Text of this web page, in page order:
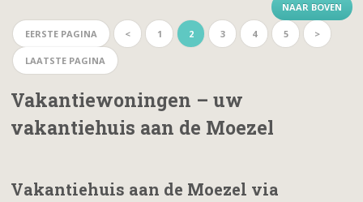
NAAR BOVEN
EERSTE PAGINA < 1 2 3 4 5 >
LAATSTE PAGINA
Vakantiewoningen – uw
vakantiehuis aan de Moezel
Vakantiehuis aan de Moezel via